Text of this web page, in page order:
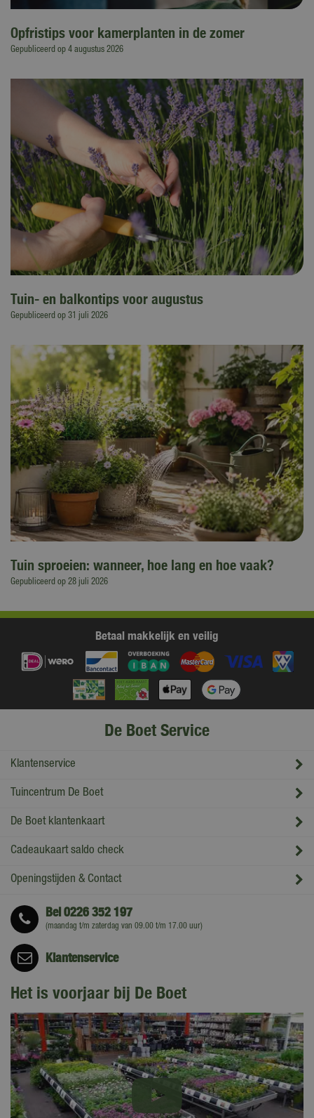
Opfristips voor kamerplanten in de zomer
Gepubliceerd op 4 augustus 2026
Tuin- en balkontips voor augustus
Gepubliceerd op 31 juli 2026
Tuin sproeien: wanneer, hoe lang en hoe vaak?
Gepubliceerd op 28 juli 2026
Betaal makkelijk en veilig
De Boet Service
Klantenservice
Tuincentrum De Boet
De Boet klantenkaart
Cadeaukaart saldo check
Openingstijden & Contact
Bel0226 352 197
(maandag t/m zaterdag van 09.00 t/m 17.00 uur)
Klantenservice
Het is voorjaar bij De Boet